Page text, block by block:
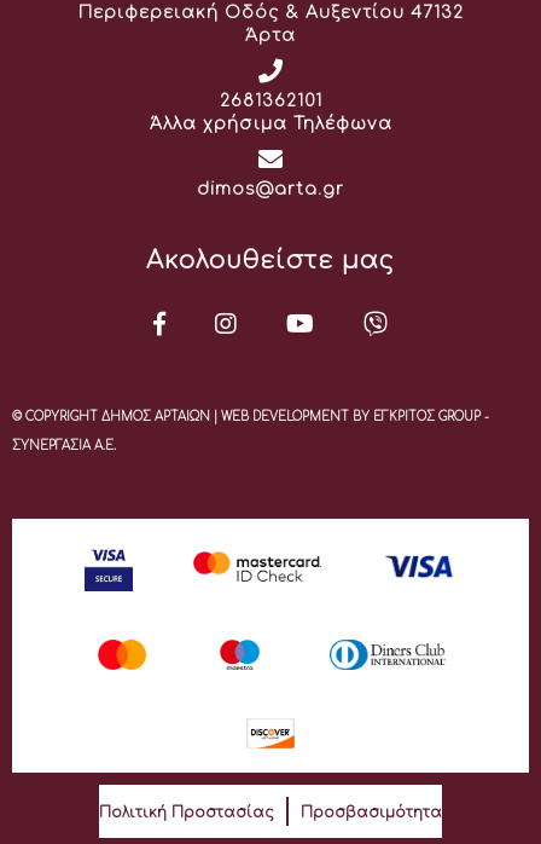
Διεύθυνση:
Περιφερειακή Οδός & Αυξεντίου 47132
Άρτα
Τηλέφωνο:
2681362101
Άλλα χρήσιμα Τηλέφωνα
Email:
dimos@arta.gr
Ακολουθείστε μας
© COPYRIGHT ΔΗΜΟΣ ΑΡΤΑΙΩΝ | WEB DEVELOPMENT BY ΕΓΚΡΙΤΟΣ GROUP -
ΣΥΝΕΡΓΑΣΙΑ Α.Ε.
Πολιτική Προστασίας Προσβασιμότητα